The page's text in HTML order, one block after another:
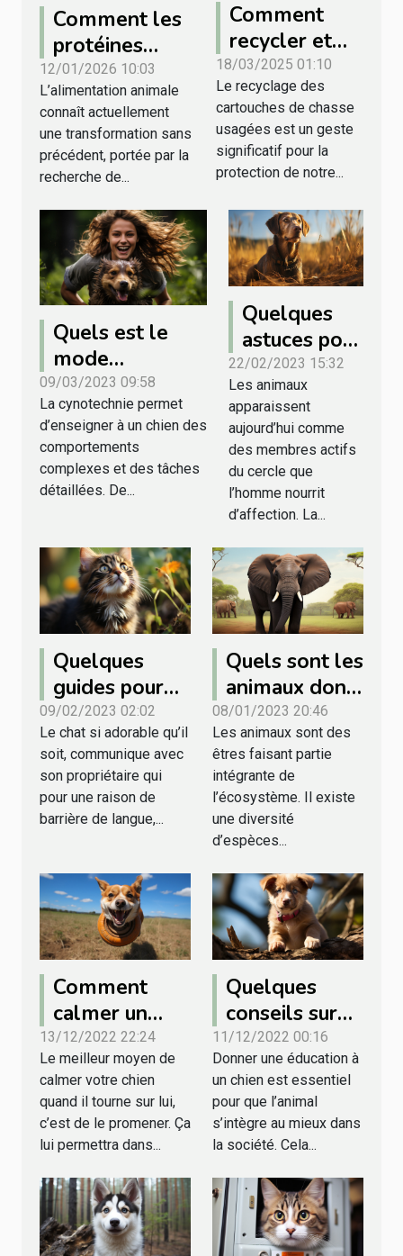
Comment les
protéines
d'insectes
révolutionnent
l'alimentation
animale ?
12/01/2026 10:03
L’alimentation animale
connaît actuellement
une transformation sans
précédent, portée par la
recherche de...
Comment
recycler et
éliminer les
cartouches de
chasse
usagées
18/03/2025 01:10
Le recyclage des
cartouches de chasse
usagées est un geste
significatif pour la
protection de notre...
Quels est le
mode
fonctionnement
de la
cynotechnique ?
09/03/2023 09:58
La cynotechnie permet
d’enseigner à un chien des
comportements
complexes et des tâches
détaillées. De...
Quelques
astuces pour
retrouver
votre animal
perdu
22/02/2023 15:32
Les animaux
apparaissent
aujourd’hui comme
des membres actifs
du cercle que
l’homme nourrit
d’affection. La...
Quelques
guides pour
déchiffrer le
langage de
votre chat
09/02/2023 02:02
Le chat si adorable qu’il
soit, communique avec
son propriétaire qui
pour une raison de
barrière de langue,...
Quels sont les
animaux dont
les noms
commencent
par la lettre N
?
08/01/2023 20:46
Les animaux sont des
êtres faisant partie
intégrante de
l’écosystème. Il existe
une diversité
d’espèces...
Comment
calmer un
chien qui
tourne en
rond ?
13/12/2022 22:24
Le meilleur moyen de
calmer votre chien
quand il tourne sur lui,
c’est de le promener. Ça
lui permettra dans...
Quelques
conseils sur
l’éducation
d’un chien
11/12/2022 00:16
Donner une éducation à
un chien est essentiel
pour que l’animal
s’intègre au mieux dans
la société. Cela...